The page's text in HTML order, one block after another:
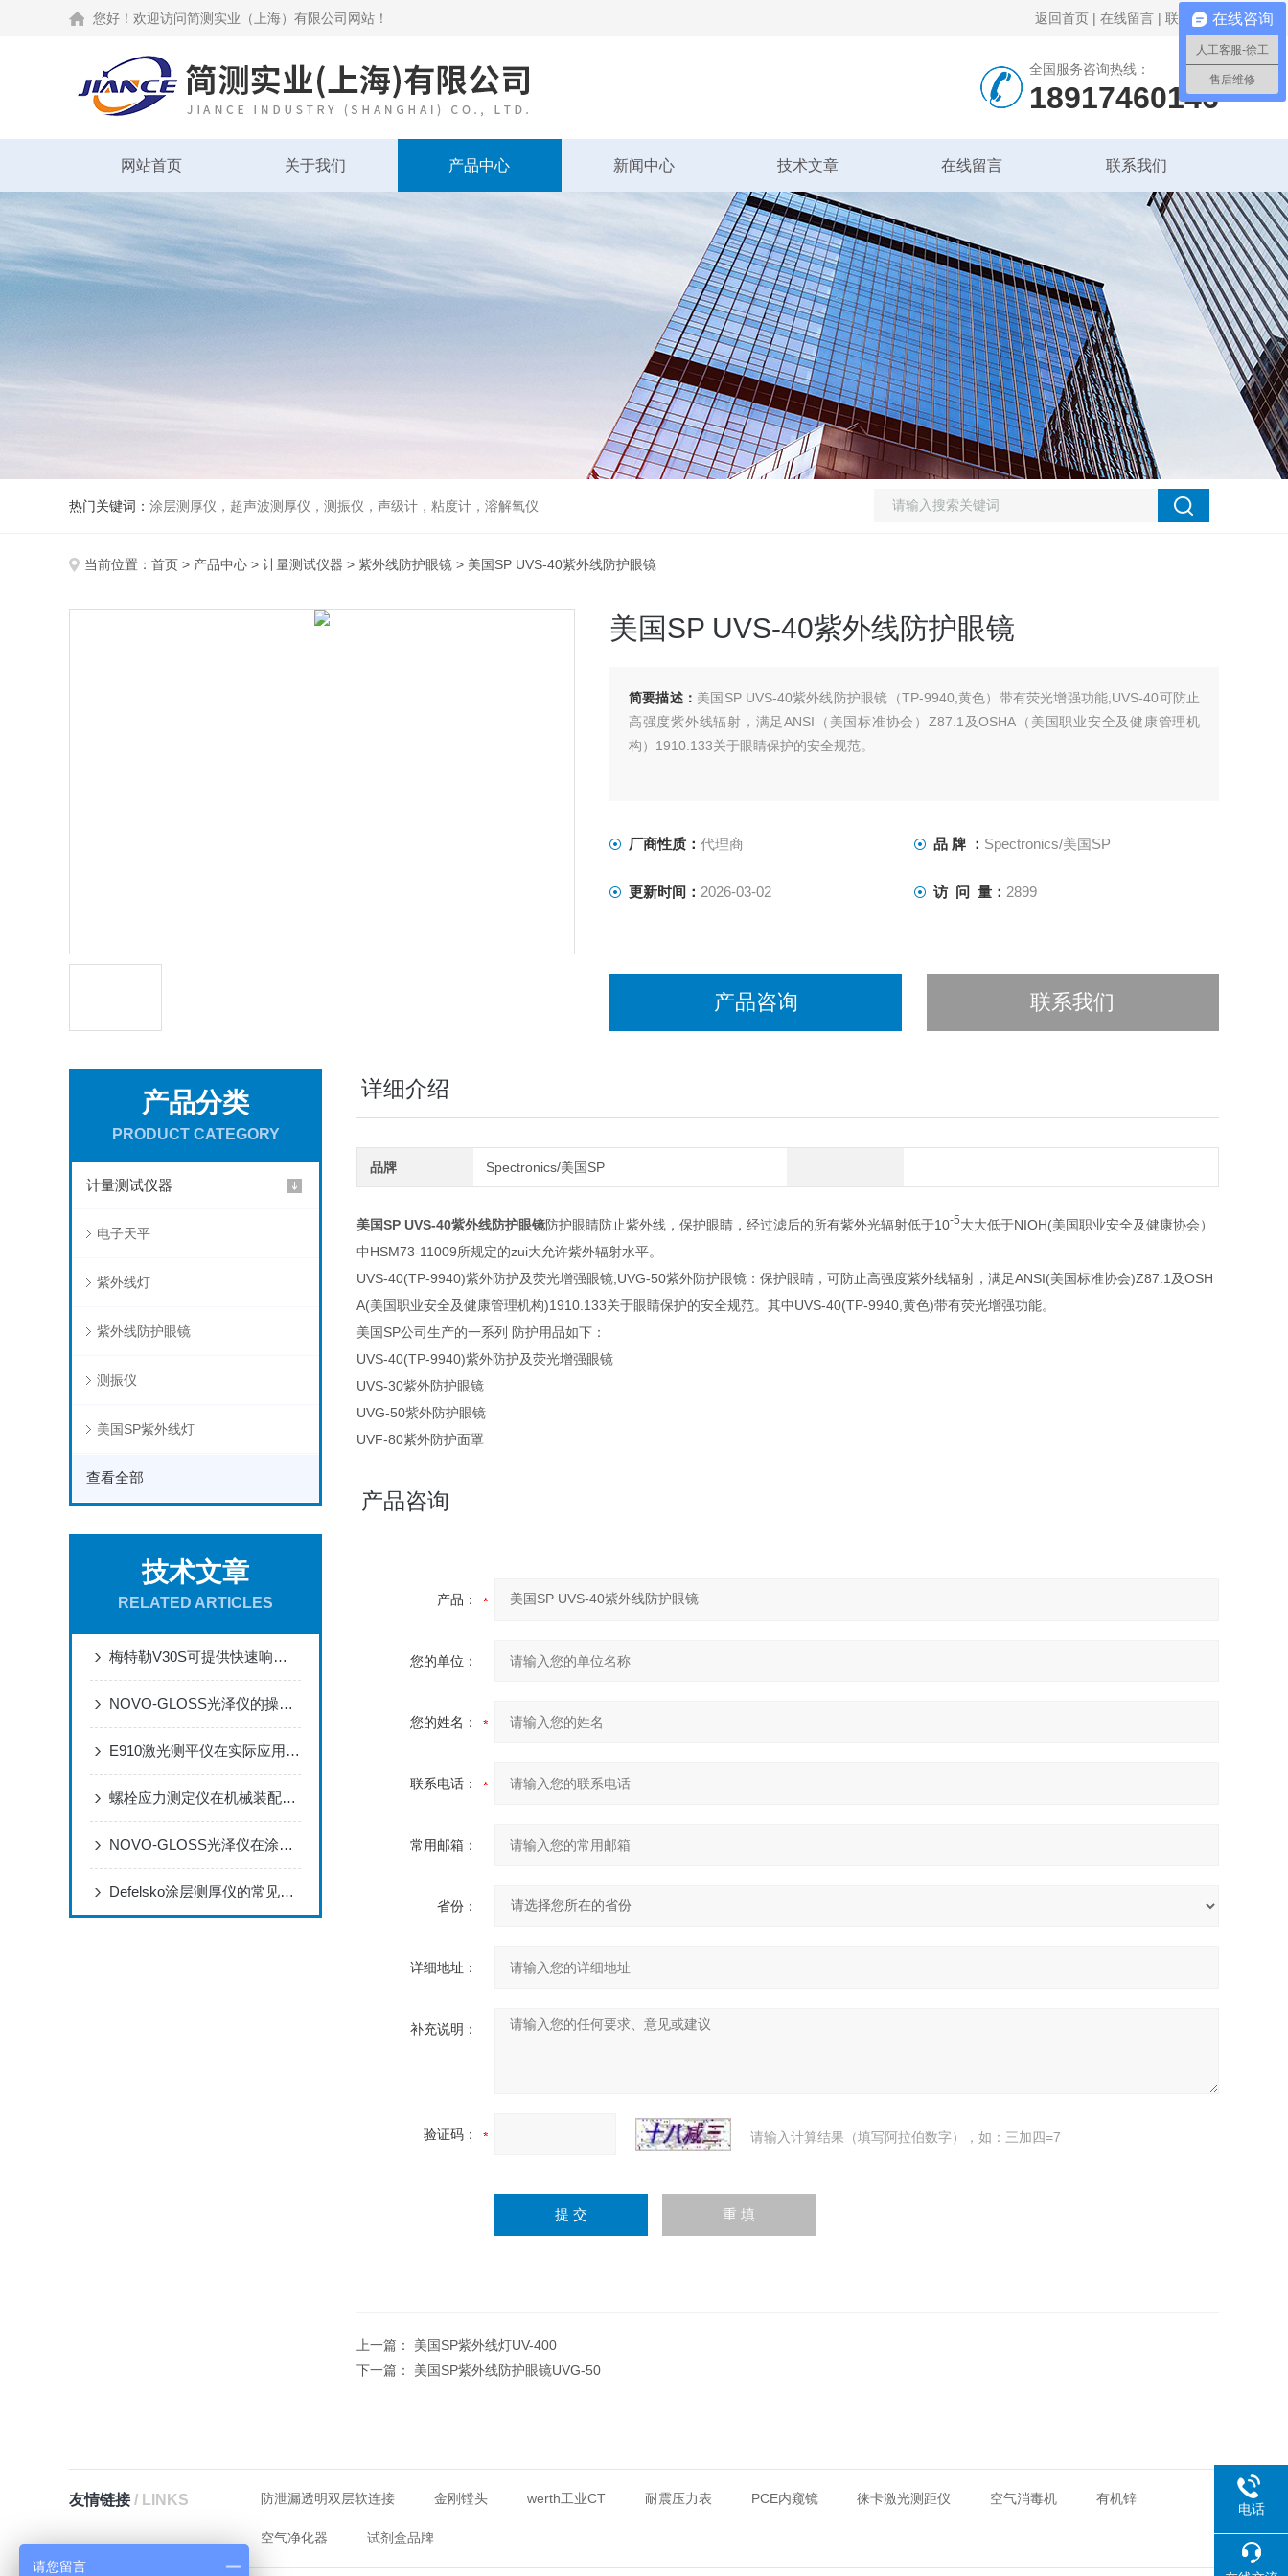
您好！欢迎访问简测实业（上海）有限公司网站！ 返回首页 | 在线留言 | 联系我们
全国服务咨询热线：
18917460146
网站首页 关于我们 产品中心 新闻中心 技术文章 在线留言 联系我们
热门关键词： 涂层测厚仪，超声波测厚仪，测振仪，声级计，粘度计，溶解氧仪
当前位置： 首页 > 产品中心 > 计量测试仪器 > 紫外线防护眼镜 > 美国SP UVS-40紫外线防护眼镜
美国SP UVS-40紫外线防护眼镜
简要描述： 美国SP UVS-40紫外线防护眼镜（TP-9940,黄色）带有荧光增强功能,UVS-40可防止
高强度紫外线辐射，满足ANSI（美国标准协会）Z87.1及OSHA（美国职业安全及健康管理机
构）1910.133关于眼睛保护的安全规范。
厂商性质： 代理商 品 牌 ： Spectronics/美国SP
更新时间： 2026-03-02 访 问 量： 2899
产品咨询 联系我们
产品分类
PRODUCT CATEGORY
计量测试仪器
电子天平
紫外线灯
紫外线防护眼镜
测振仪
美国SP紫外线灯
查看全部
技术文章
RELATED ARTICLES
梅特勒V30S可提供快速响应的质量测量通道
NOVO-GLOSS光泽仪的操作与运维规范
E910激光测平仪在实际应用场景中的作用体现
螺栓应力测定仪在机械装配过程中的作用
NOVO-GLOSS光泽仪在涂料生产和检测过程中的应用
Defelsko涂层测厚仪的常见应用有哪些？
详细介绍
品牌 Spectronics/美国SP
美国SP UVS-40紫外线防护眼镜防护眼睛防止紫外线，保护眼睛，经过滤后的所有紫外光辐射低于10-5大大低于NIOH(美国职业安全及健康协会）
中HSM73-11009所规定的zui大允许紫外辐射水平。
UVS-40(TP-9940)紫外防护及荧光增强眼镜,UVG-50紫外防护眼镜：保护眼睛，可防止高强度紫外线辐射，满足ANSI(美国标准协会)Z87.1及OSH
A(美国职业安全及健康管理机构)1910.133关于眼睛保护的安全规范。其中UVS-40(TP-9940,黄色)带有荧光增强功能。
美国SP公司生产的一系列 防护用品如下：
UVS-40(TP-9940)紫外防护及荧光增强眼镜
UVS-30紫外防护眼镜
UVG-50紫外防护眼镜
UVF-80紫外防护面罩
产品咨询
产品：
您的单位：
您的姓名：
联系电话：
常用邮箱：
省份：
详细地址：
补充说明：
验证码： 请输入计算结果（填写阿拉伯数字），如：三加四=7
上一篇： 美国SP紫外线灯UV-400
下一篇： 美国SP紫外线防护眼镜UVG-50
友情链接/ LINKS 防泄漏透明双层软连接 金刚镗头 werth工业CT 耐震压力表 PCE内窥镜 徕卡激光测距仪 空气消毒机 有机锌
空气净化器 试剂盒品牌
电话
在线咨询
人工客服-徐工
售后维修
请您留言